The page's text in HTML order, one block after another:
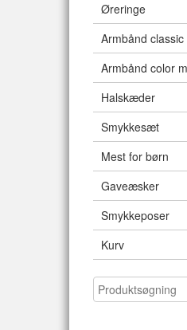
Øreringe
Armbånd classic
Armbånd color
Halskæder
Smykkesæt
Mest for børn
Gaveæsker
Smykkeposer
Kurv